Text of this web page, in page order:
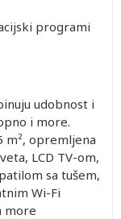
programi
udobnost i
i more.
m², opremljena
LCD TV-om,
sa tušem,
Wi-Fi
more